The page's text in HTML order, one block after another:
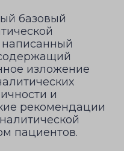
базовый
написанный
изложение
и
рекомендации
пациентов.